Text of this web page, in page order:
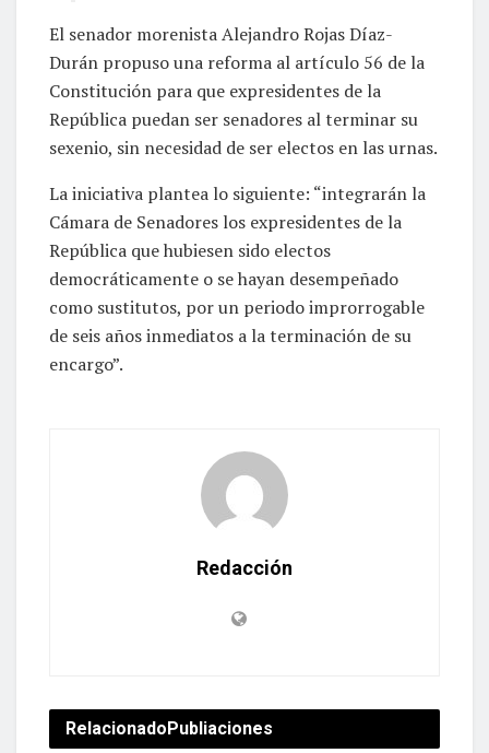
El senador morenista Alejandro Rojas Díaz-
Durán propuso una reforma al artículo 56 de la
Constitución para que expresidentes de la
República puedan ser senadores al terminar su
sexenio, sin necesidad de ser electos en las urnas.
La iniciativa plantea lo siguiente: “integrarán la
Cámara de Senadores los expresidentes de la
República que hubiesen sido electos
democráticamente o se hayan desempeñado
como sustitutos, por un periodo improrrogable
de seis años inmediatos a la terminación de su
encargo”.
Redacción
RelacionadoPubliaciones